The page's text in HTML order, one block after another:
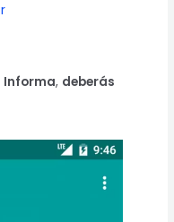
Informa, deberás